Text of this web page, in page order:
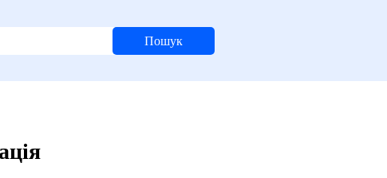
Пошук